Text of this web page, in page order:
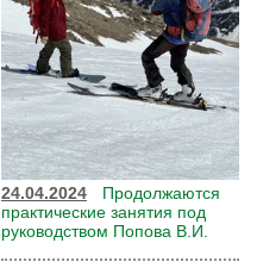
24.04.2024
Продолжаются
практические занятия под
руководством Попова В.И.